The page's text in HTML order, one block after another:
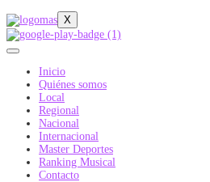
X
Inicio
Quiénes somos
Local
Regional
Nacional
Internacional
Master Deportes
Ranking Musical
Contacto